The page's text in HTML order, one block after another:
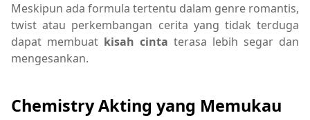
Meskipun ada formula tertentu dalam genre romantis,
twist atau perkembangan cerita yang tidak terduga
dapat membuat kisah cinta terasa lebih segar dan
mengesankan.
Chemistry Akting yang Memukau